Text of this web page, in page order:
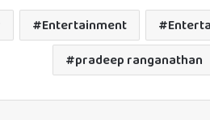
Entertainment
pradeep ranganathan